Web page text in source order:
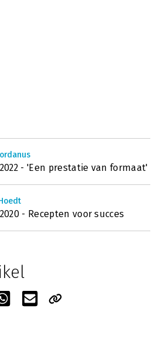
- 'Een prestatie van formaat'
- Recepten voor succes